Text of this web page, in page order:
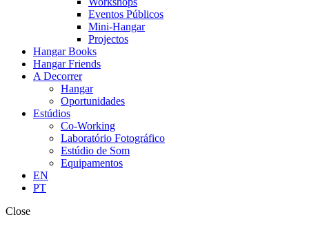
Eventos Públicos
Mini-Hangar
Projectos
Hangar Books
Hangar Friends
A Decorrer
Hangar
Oportunidades
Estúdios
Co-Working
Laboratório Fotográfico
Estúdio de Som
Equipamentos
EN
PT
Close